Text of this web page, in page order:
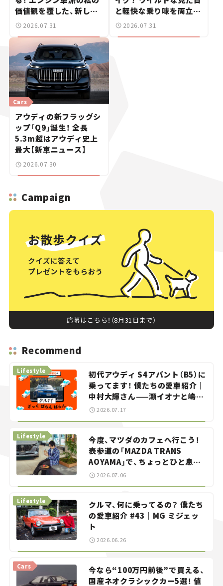
価値観を覆した、新しい
ポルシェの走り。
2026.07.31
と軽快な乗り味を両立し
た400ccフラットトラッ
2026.07.31
Cars
アウディの新フラッグシ
ップ「Q9」誕生！ 全長
5.3m超はアウディ史上
最大【新車ニュース】
2026.07.30
Campaign
応募はこちら！（8月31日まで）
Recommend
初代アウディ S4アバント（B5）に
乗ってます！ 僕たちの愛車紹介｜
中村大輝さん——瀬イオナと嶋田
智之の「クルマでざっくばらんば
らん！」＃20
Lifestyle
2026.07.17
今度、マツダのカフェへ行こう！
表参道の「MAZDA TRANS
AOYAMA」で、ちょっとひと息。
——連載｜CCGとクルマでどうす
Lifestyle
2026.07.06
クルマ、何に乗ってるの？ 僕たち
の愛車紹介 #43｜MG ミジェッ
ト
Lifestyle
2026.06.26
今なら“100万円前後”で買える、
国産ネオクラシックカー5選！ 値
Cars